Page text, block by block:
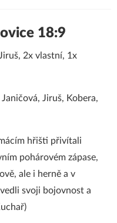
18:9
2x vlastní, 1x
Jiruš, Kobera,
hřišti přivítali
pohárovém zápase,
ale i herně a v
svoji bojovnost a